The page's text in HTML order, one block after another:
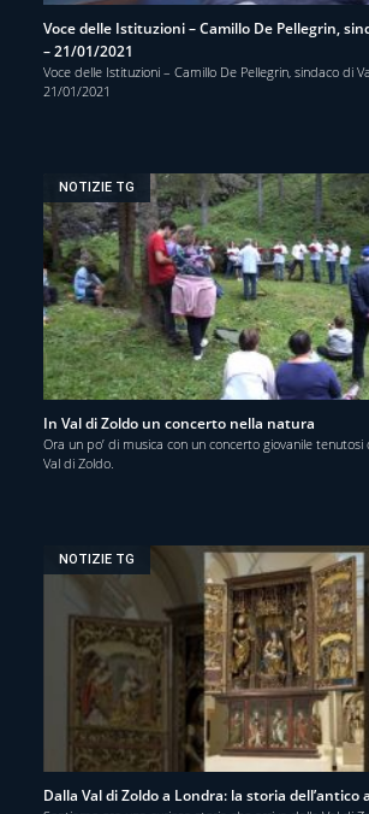
Voce delle Istituzioni – Camillo De Pellegrin,
– 21/01/2021
Voce delle Istituzioni – Camillo De Pellegrin, sindaco di
21/01/2021
NOTIZIE TG
In Val di Zoldo un concerto nella natura
Ora un po’ di musica con un concerto giovanile
Val di Zoldo.
NOTIZIE TG
Dalla Val di Zoldo a Londra: la storia dell’antico